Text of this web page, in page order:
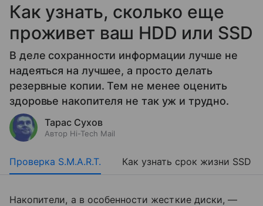
Как узнать, сколько еще
проживет ваш HDD или SSD
В деле сохранности информации лучше не
надеяться на лучшее, а просто делать
резервные копии. Тем не менее оценить
здоровье накопителя не так уж и трудно.
Тарас Сухов
Автор Hi-Tech Mail
Проверка S.M.A.R.T. Как узнать срок жизни SSD
Накопители, а в особенности жесткие диски, —